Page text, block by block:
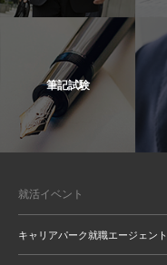
筆記試験
就活イベント
キャリアパーク就職エージェント